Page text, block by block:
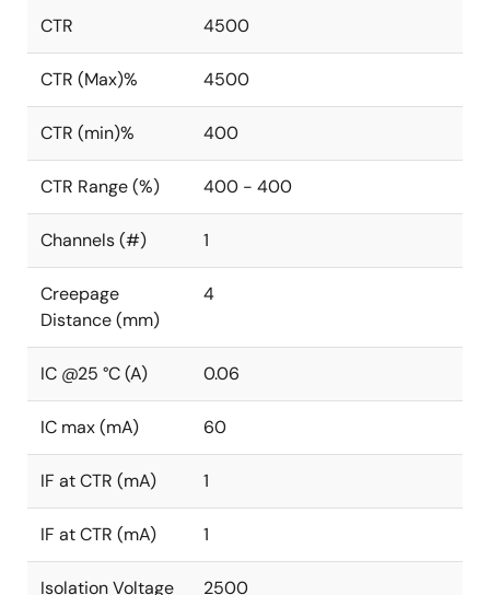
CTR 4500
CTR (Max)% 4500
CTR (min)% 400
CTR Range (%) 400 - 400
Channels (#) 1
Creepage
Distance (mm)
4
IC @25 °C (A) 0.06
IC max (mA) 60
IF at CTR (mA) 1
IF at CTR (mA) 1
Isolation Voltage 2500